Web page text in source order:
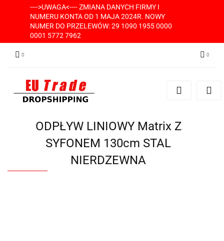
---->UWAGA<---- ZMIANA DANYCH FIRMY I
NUMERU KONTA OD 1 MAJA 2024R. NOWY
NUMER DO PRZELEWÓW: 29 1090 1955 0000
0001 5772 7962
Zarejestruj się
ODPŁYW LINIOWY Matrix Z
SYFONEM 130cm STAL
NIERDZEWNA